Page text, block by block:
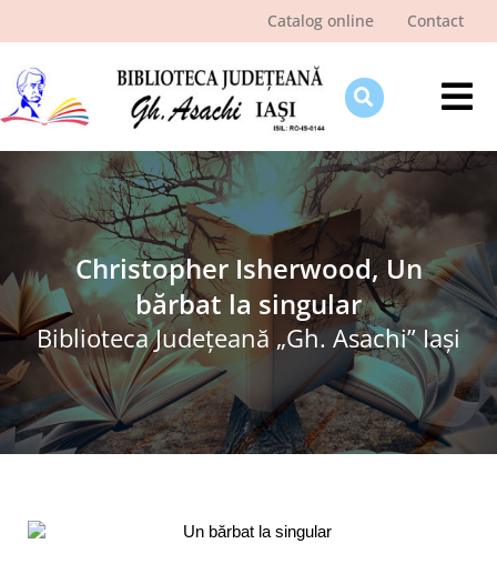
Catalog online Contact
Despre bibliotecă
Pagina cititorului
Ştiri şi evenimente
Programe şi proiecte
Interes public
Christopher Isherwood, Un
bărbat la singular
Biblioteca Judeţeană „Gh. Asachi” Iaşi